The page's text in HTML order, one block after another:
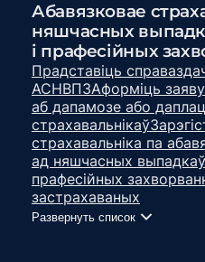
Абавязковае
няшчасных
і прафесійных
Прадставіць
АСНВПЗАформіць
аб дапамозе або
страхавальнікаў
страхавальніка па
ад няшчасных выпадкаў
прафесійных
застрахаваных
Развернуть список